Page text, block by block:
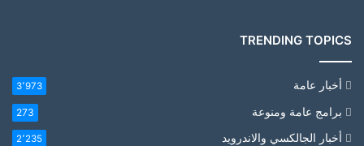
TRENDING TOPICS
أخبار عامة 3٬973
برامج عامة ومنوعة 273
أخبار الجالكسي والاندرويد 2٬235